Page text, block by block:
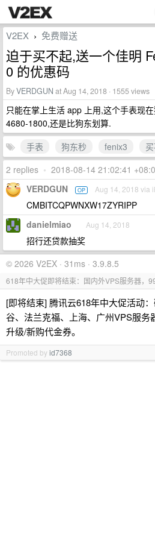
V2EX › 免费赠送
迫于买不起,送一个佳明
0 的优惠码
ByVERDGUN at Aug 14, 2018 · 1555 views
只能在掌上生活 app 上用,这个手表现
4680-1800,还是比狗东划算.
手表
狗东秒 fenix3
2 replies • 2018-08-14 21:02:41
VERDGUN OP Aug 14, 2018 via
CMBITCQPWNXW17ZYRIPP
danielmiao Aug 14, 2018
招行还贷款抽奖
© 2026 V2EX · 31ms · 3.9.8.5
618年中大促即将结束：国内外VPS服务器，
[即将结束] 腾讯云618年中大促活动
谷、法兰克福、上海、广州VPS服务
升级/新购代金券。
Promoted byid7368